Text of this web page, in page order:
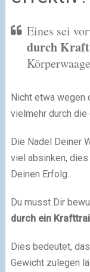
Eines sei
durch
Nicht etwa wegen
vielmehr durch die
Die Nadel Deiner
viel absinken,
Deinen Erfolg.
Du musst Dir
durch ein
Dies bedeutet,
Gewicht zulegen